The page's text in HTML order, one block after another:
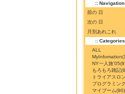
:: Navigation
前の 日
次の 日
月別あれこれ
:: Categories
ALL
MyInfomation
NY一人旅'05
もろもろ雑記
トライアスロ
プログラミン
マイブーム(90)